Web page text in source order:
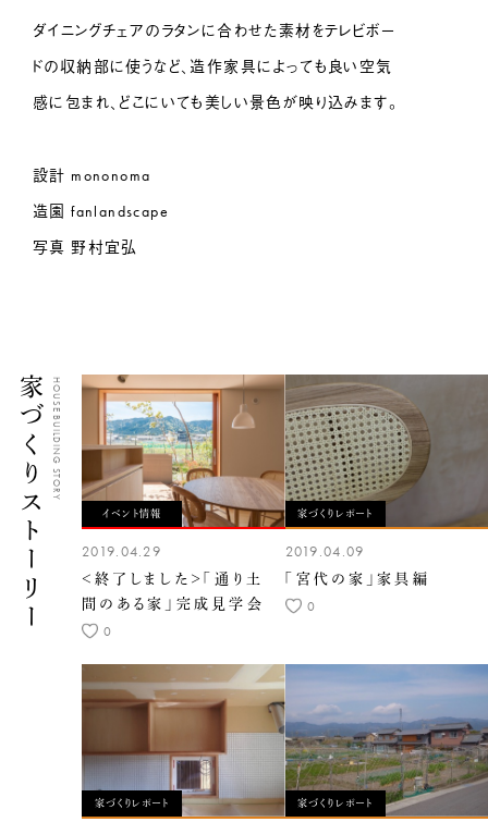
ダイニングチェアのラタンに合わせた素材をテレビボー
ドの収納部に使うなど、造作家具によっても良い空気
感に包まれ、どこにいても美しい景色が映り込みます。
設計 mononoma
造園 fanlandscape
写真 野村宜弘
家づくりストーリーHOUSE BUILDING STORY
イベント情報
2019.04.29
＜終了しました＞「通り土
間のある家」完成見学会
0
家づくりレポート
2019.04.09
「宮代の家」家具編
0
家づくりレポート 家づくりレポート